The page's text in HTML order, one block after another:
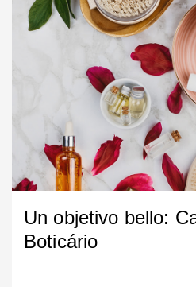
Un objetivo bello:
Boticário